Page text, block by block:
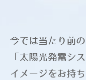
今では当たり前
「太陽光発電シ
イメージをお持ち
施